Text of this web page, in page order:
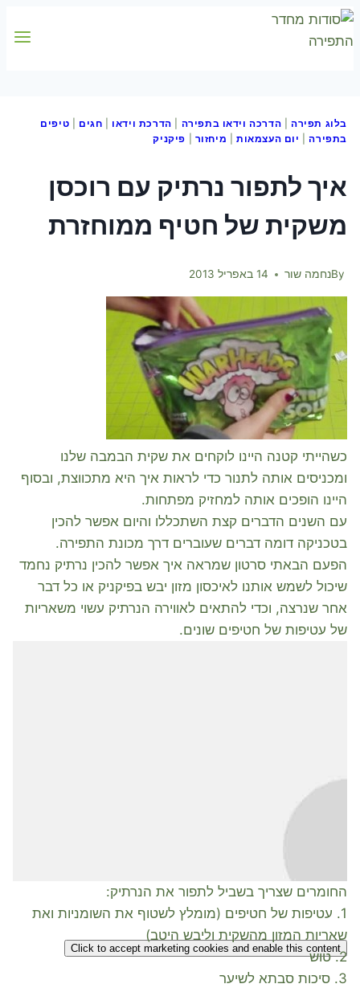
Skip
to
בלוג תפירה| הדרכה וידאו בתפירה הדרכת וידאו חגים
טיפים
בתפירה| יום העצמאות| מיחזור פיקניק
איך לתפור נרתיק עם רוכסן
משקית של חטיף ממוחזרת
Byנחמה שור 14 באפריל 2013
כשהייתי קטנה היינו לוקחים את שקית הבמבה שלנו
ומכניסים אותה לתנור כדי לראות איך היא מתכווצת, ובסוף
היינו הופכים אותה למחזיק מפתחות.
עם השנים הדברים קצת השתכללו והיום אפשר להכין
בטכניקה דומה דברים שעוברים דרך מכונת התפירה.
הפעם הבאתי סרטון שמראה איך אפשר להכין נרתיק נחמד
שיכול לשמש אותנו לאיכסון מזון יבש בפיקניק או כל דבר
אחר שנרצה, וכדי להתאים לאווירה הנרתיק עשוי משאריות
של עטיפות של חטיפים שונים.
Click to accept marketing cookies and enable this content
החומרים שצריך בשביל לתפור את הנרתיק:
1. עטיפות של חטיפים (מומלץ לשטוף את השומניות ואת
שאריות המזון מהשקית וליבש היטב)
2. טוש
3. סיכות סבתא לשיער